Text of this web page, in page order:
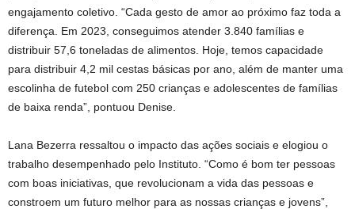
engajamento coletivo. “Cada gesto de amor ao próximo faz toda a
diferença. Em 2023, conseguimos atender 3.840 famílias e
distribuir 57,6 toneladas de alimentos. Hoje, temos capacidade
para distribuir 4,2 mil cestas básicas por ano, além de manter uma
escolinha de futebol com 250 crianças e adolescentes de famílias
de baixa renda”, pontuou Denise.
Lana Bezerra ressaltou o impacto das ações sociais e elogiou o
trabalho desempenhado pelo Instituto. “Como é bom ter pessoas
com boas iniciativas, que revolucionam a vida das pessoas e
constroem um futuro melhor para as nossas crianças e jovens”,